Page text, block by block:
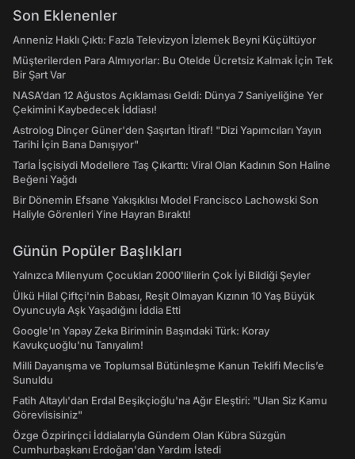
Son Eklenenler
Anneniz Haklı Çıktı: Fazla Televizyon İzlemek Beyni Küçültüyor
Müşterilerden Para Almıyorlar: Bu Otelde Ücretsiz Kalmak İçin Tek
Bir Şart Var
NASA’dan 12 Ağustos Açıklaması Geldi: Dünya 7 Saniyeliğine Yer
Çekimini Kaybedecek İddiası!
Astrolog Dinçer Güner'den Şaşırtan İtiraf! "Dizi Yapımcıları Yayın
Tarihi İçin Bana Danışıyor"
Tarla İşçisiydi Modellere Taş Çıkarttı: Viral Olan Kadının Son Haline
Beğeni Yağdı
Bir Dönemin Efsane Yakışıklısı Model Francisco Lachowski Son
Haliyle Görenleri Yine Hayran Bıraktı!
Günün Popüler Başlıkları
Yalnızca Milenyum Çocukları 2000'lilerin Çok İyi Bildiği Şeyler
Ülkü Hilal Çiftçi'nin Babası, Reşit Olmayan Kızının 10 Yaş Büyük
Oyuncuyla Aşk Yaşadığını İddia Etti
Google'ın Yapay Zeka Biriminin Başındaki Türk: Koray
Kavukçuoğlu'nu Tanıyalım!
Milli Dayanışma ve Toplumsal Bütünleşme Kanun Teklifi Meclis’e
Sunuldu
Fatih Altaylı'dan Erdal Beşikçioğlu'na Ağır Eleştiri: "Ulan Siz Kamu
Görevlisisiniz"
Özge Özpirinçci İddialarıyla Gündem Olan Kübra Süzgün
Cumhurbaşkanı Erdoğan'dan Yardım İstedi